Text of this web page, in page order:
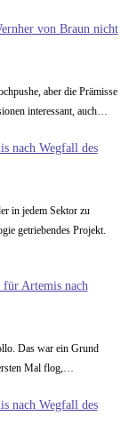
von Braun nicht
aber die Prämisse
interessant, auch…
nach Wegfall des
in jedem Sektor zu
getriebendes Projekt.
Artemis nach
Das war ein Grund
Mal flog,…
nach Wegfall des